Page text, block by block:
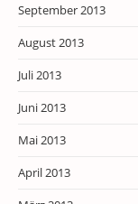
September 2013
August 2013
Juli 2013
Juni 2013
Mai 2013
April 2013